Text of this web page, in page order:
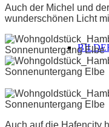
Auch der Michel und
wunderschönen Licht
Auch auf die Hafencity